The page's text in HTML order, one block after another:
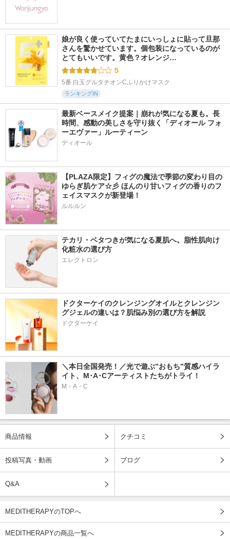
娘が良く使っていてたまにいっしょに貼って旦那
さんを驚かせています。個包装になっているのが
とてもいいです。黄色？オレンジ…
5
5番 白玉グルタチオンCふりかけマスク
ランキングIN
最新ベースメイク提案｜崩れが気になる夏も。長
時間、感動の美しさを守り抜く「ディオール フォ
ーエヴァー」ルーティーン
ディオール
【PLAZA限定】フィグの魔法で季節の変わり目の
ゆらぎ肌ケア☆彡 ほんのり甘いフィグの香りのフ
ェイスマスクが新登場！
ルルルン
テカリ・ベタつきが気になる夏肌へ。脂性肌向け
化粧水の選び方
エレクトロン
ドクターケイのクレンジングオイルとクレンジン
グジェルの違いは？肌悩み別の選び方を解説
ドクターケイ
＼本日全国発売！／光で遊ぶ”おもち”質感ハイラ
イト、M･A･Cアーティストたちがトライ！
M・A・C
商品情報 クチコミ
投稿写真・動画 ブログ
Q&A
MEDITHERAPYのTOPへ
MEDITHERAPYの商品一覧へ